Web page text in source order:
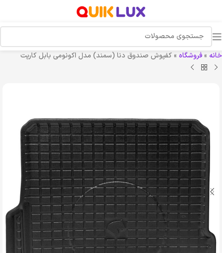
خانه »فروشگاه »کفپوش صندوق دنا (سمند) مدل اکونومی بابل کارپت